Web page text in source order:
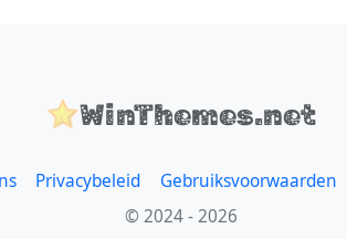
WinThemes.net
Privacybeleid Gebruiksvoorwaarden
© 2024 - 2026